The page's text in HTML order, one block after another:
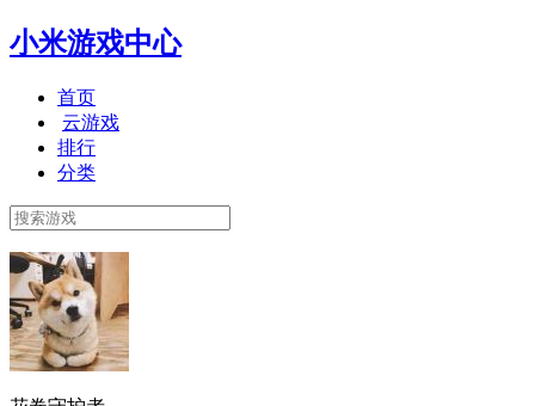
小米游戏中心
首页
云游戏
排行
分类